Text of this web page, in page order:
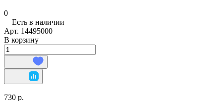
0
Есть в наличии
Арт. 14495000
В корзину
730 р.